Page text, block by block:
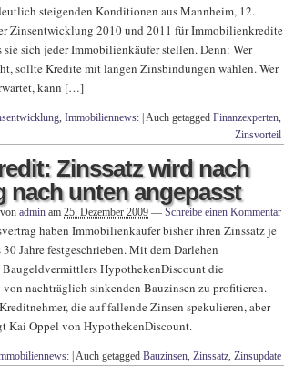
steigenden Konditionen aus Mannheim, 12.
Zinsentwicklung 2010 und 2011 für Immobilienkredite
sich jeder Immobilienkäufer stellen. Denn: Wer
sollte Kredite mit langen Zinsbindungen wählen. Wer
kann […]
, Immobiliennews: Auch getagged Finanzexperten,
Zinsvorteil
Zinssatz wird nach
nach unten angepasst
admin am 25. Dezember 2009 — Schreibe einen Kommentar
haben Immobilienkäufer bisher ihren Zinssatz je
Jahre festgeschrieben. Mit dem Darlehen
HypothekenDiscount die
nachträglich sinkenden Bauzinsen zu profitieren.
die auf fallende Zinsen spekulieren, aber
Kai Oppel von HypothekenDiscount.
Auch getagged Bauzinsen, Zinssatz, Zinsupdate